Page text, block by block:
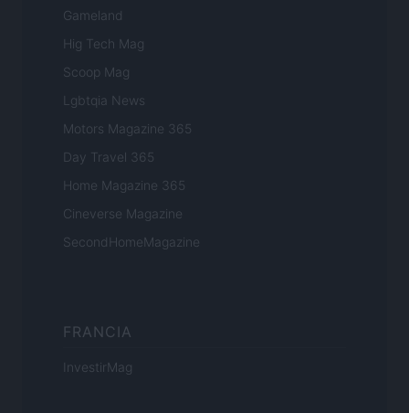
Gameland
Hig Tech Mag
Scoop Mag
Lgbtqia News
Motors Magazine 365
Day Travel 365
Home Magazine 365
Cineverse Magazine
SecondHomeMagazine
FRANCIA
InvestirMag